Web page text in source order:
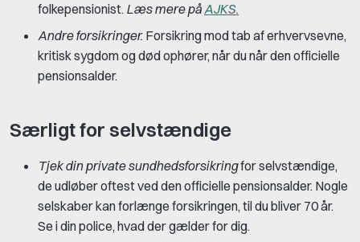
folkepensionist. Læs mere påAJKS.
Andre forsikringer. Forsikring mod tab af erhvervsevne,
kritisk sygdom og død ophører, når du når den officielle
pensionsalder.
Særligt for selvstændige
Tjek din private sundhedsforsikringfor selvstændige,
de udløber oftest ved den officielle pensionsalder. Nogle
selskaber kan forlænge forsikringen, til du bliver 70 år.
Se i din police, hvad der gælder for dig.